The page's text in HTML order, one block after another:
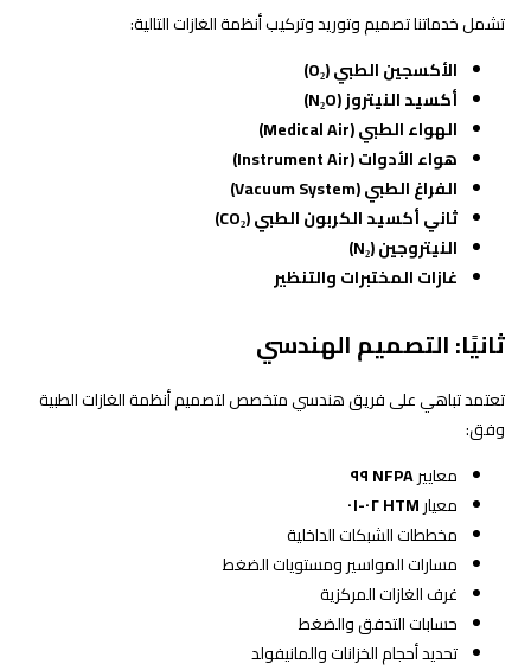
تشمل خدماتنا تصميم وتوريد وتركيب أنظمة الغازات التالية:
الأكسجين الطبي (O₂)
أكسيد النيتروز (N₂O)
الهواء الطبي (Medical Air)
هواء الأدوات (Instrument Air)
الفراغ الطبي (Vacuum System)
ثاني أكسيد الكربون الطبي (CO₂)
النيتروجين (N₂)
غازات المختبرات والتنظير
ثانيًا: التصميم الهندسي
تعتمد تباهي على فريق هندسي متخصص لتصميم أنظمة الغازات الطبية
وفق:
معاييرNFPA ٩٩
معيارHTM ٠٢-٠١
مخططات الشبكات الداخلية
مسارات المواسير ومستويات الضغط
غرف الغازات المركزية
حسابات التدفق والضغط
تحديد أحجام الخزانات والمانيفولد